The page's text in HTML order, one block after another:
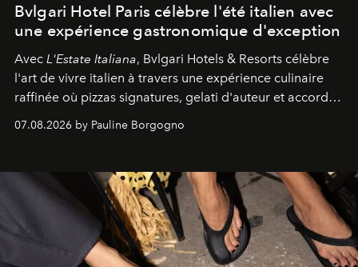
Bvlgari Hotel Paris célèbre l'été italien avec
une expérience gastronomique d'exception
Avec L'Estate Italiana, Bvlgari Hotels & Resorts célèbre
l'art de vivre italien à travers une expérience culinaire
raffinée où pizzas signatures, gelati d'auteur et accords
d'exception composent un véritable voyage sensoriel.
07.08.2026 by Pauline Borgogno